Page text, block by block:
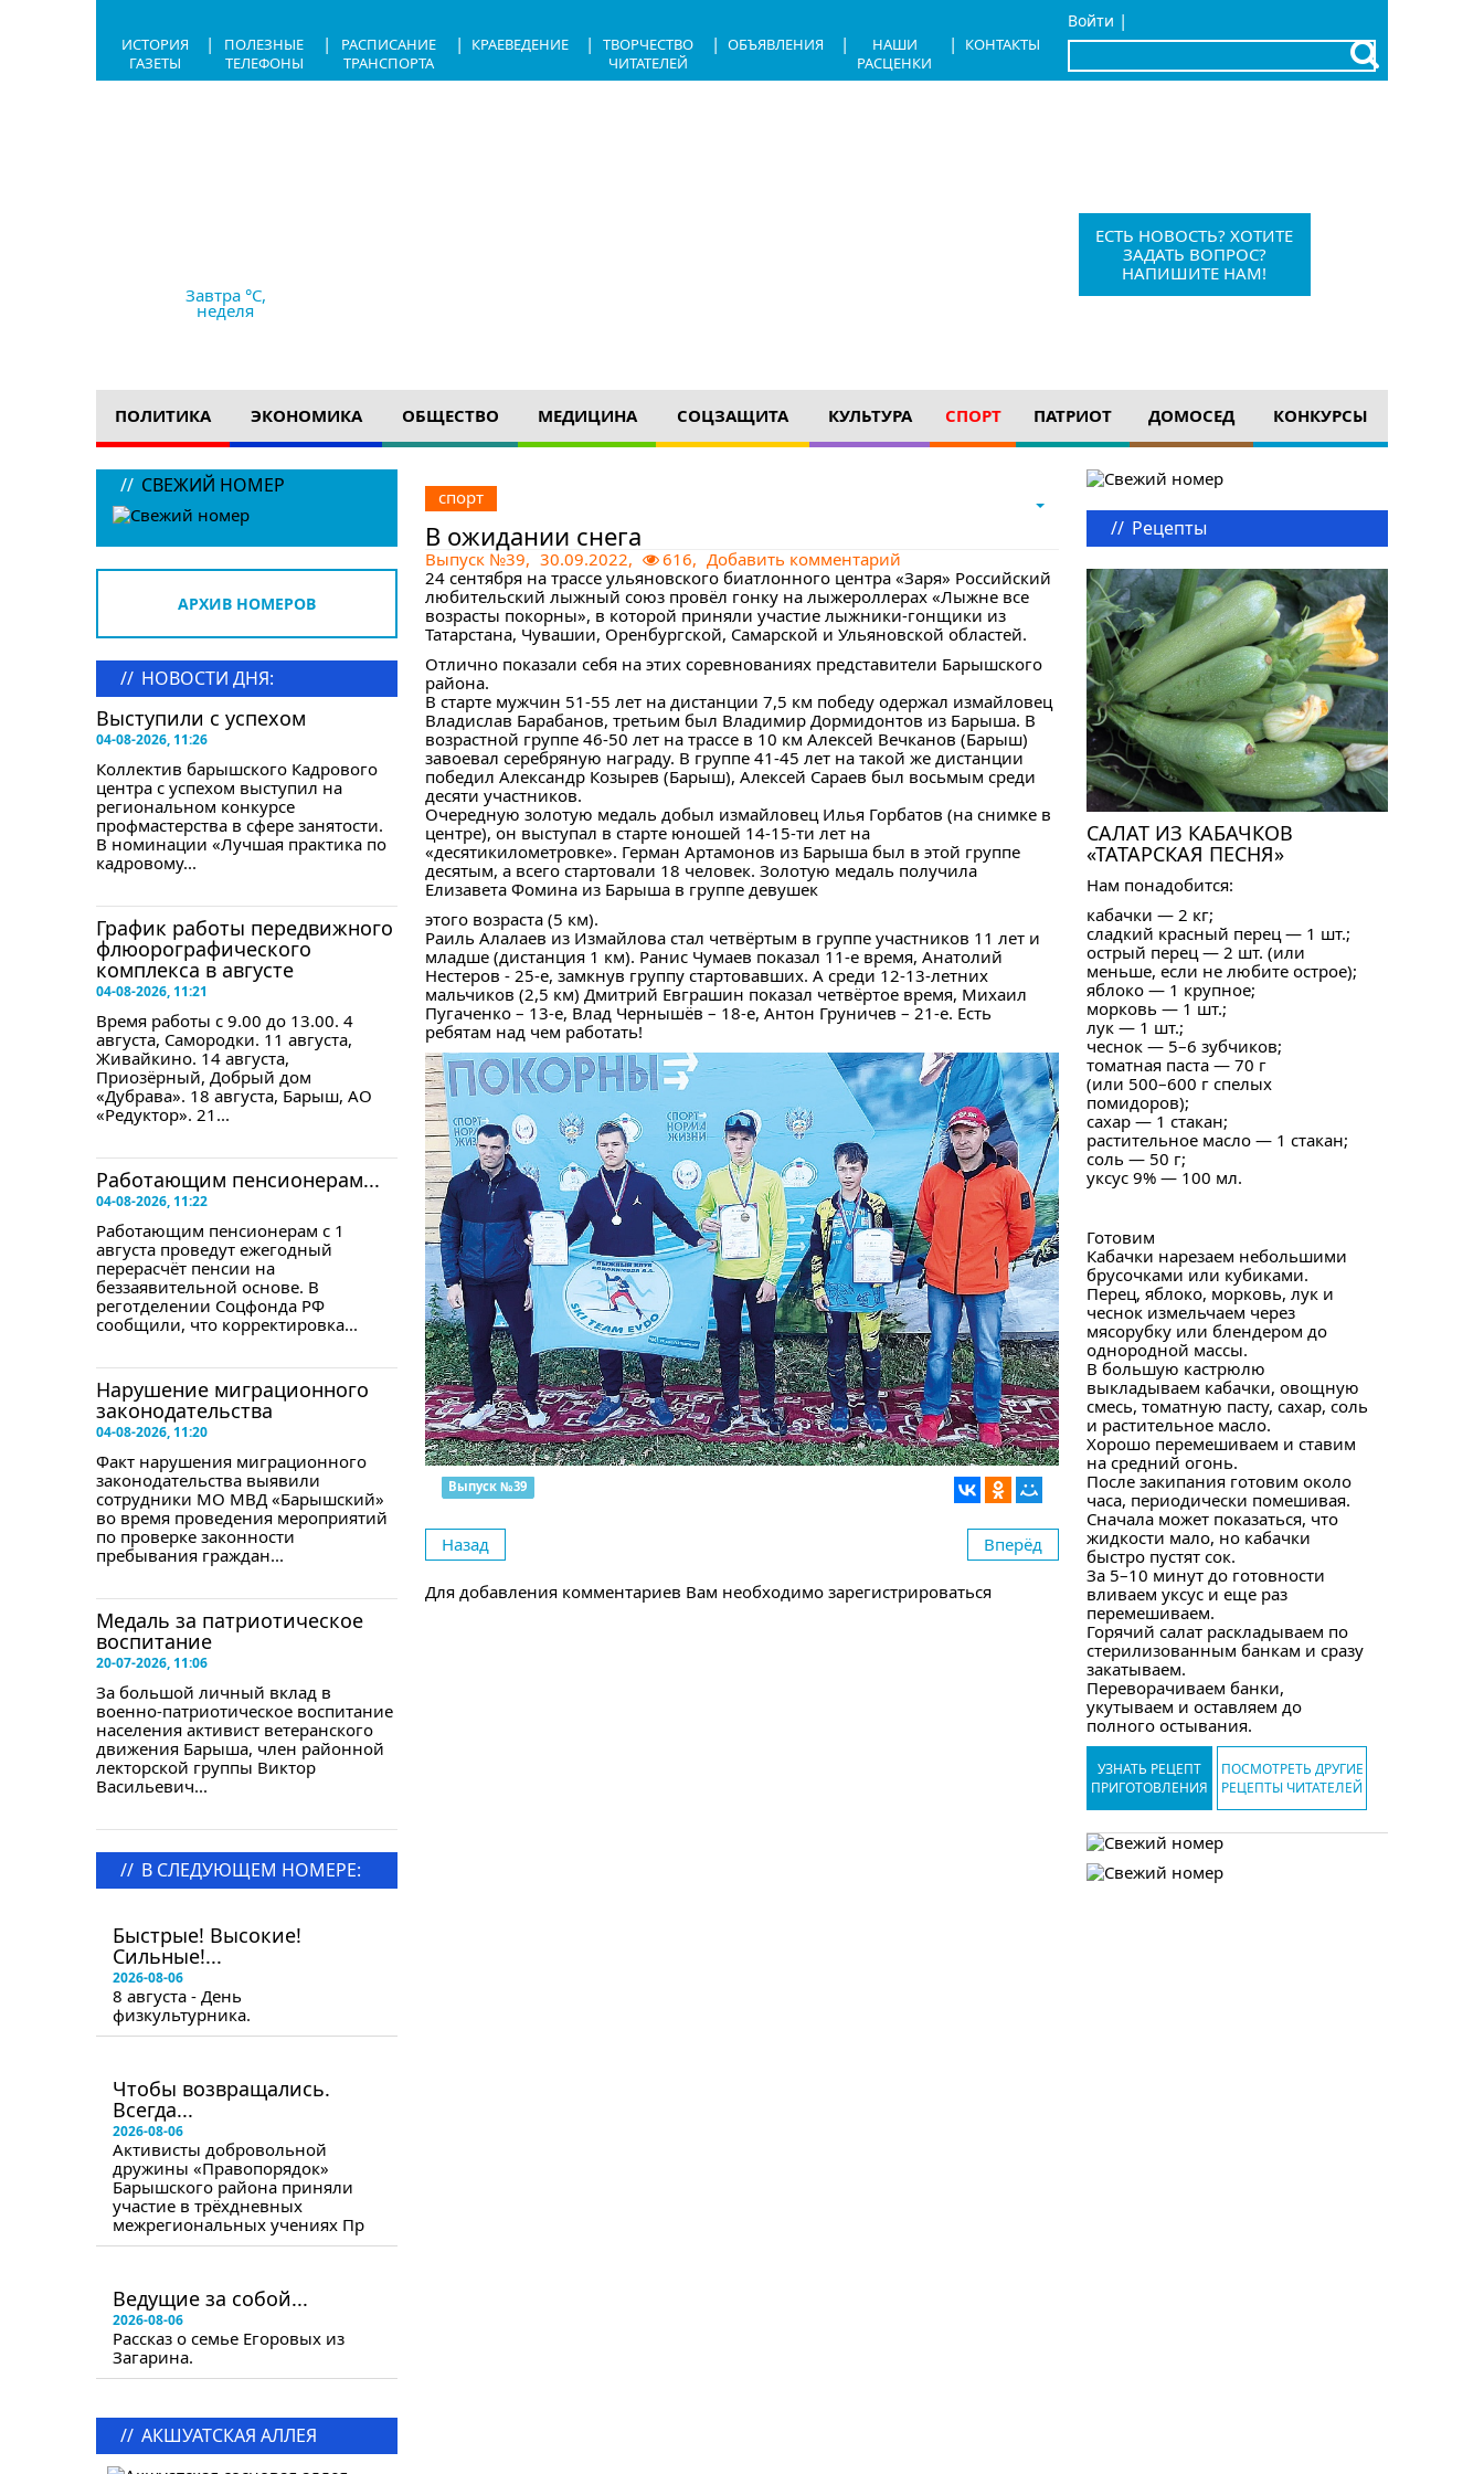
Войти |
x
ИСТОРИЯ
ГАЗЕТЫ
|
ПОЛЕЗНЫЕ
ТЕЛЕФОНЫ
|
РАСПИСАНИЕ
ТРАНСПОРТА
| КРАЕВЕДЕНИЕ |
ТВОРЧЕСТВО
ЧИТАТЕЛЕЙ
| ОБЪЯВЛЕНИЯ |
НАШИ
РАСЦЕНКИ
| КОНТАКТЫ
Завтра °C,
неделя
ЕСТЬ НОВОСТЬ? ХОТИТЕ
ЗАДАТЬ ВОПРОС?
НАПИШИТЕ НАМ!
ПОЛИТИКА ЭКОНОМИКА ОБЩЕСТВО МЕДИЦИНА СОЦЗАЩИТА КУЛЬТУРА СПОРТ ПАТРИОТ ДОМОСЕД КОНКУРСЫ
// СВЕЖИЙ НОМЕР
АРХИВ НОМЕРОВ
// НОВОСТИ ДНЯ:
Выступили с успехом
04-08-2026, 11:26
Коллектив барышского Кадрового
центра с успехом выступил на
региональном конкурсе
профмастерства в сфере занятости.
В номинации «Лучшая практика по
кадровому...
График работы передвижного
флюорографического
комплекса в августе
04-08-2026, 11:21
Время работы с 9.00 до 13.00. 4
августа, Самородки. 11 августа,
Живайкино. 14 августа,
Приозёрный, Добрый дом
«Дубрава». 18 августа, Барыш, АО
«Редуктор». 21...
Работающим пенсионерам...
04-08-2026, 11:22
Работающим пенсионерам с 1
августа проведут ежегодный
перерасчёт пенсии на
беззаявительной основе. В
реготделении Соцфонда РФ
сообщили, что корректировка...
Нарушение миграционного
законодательства
04-08-2026, 11:20
Факт нарушения миграционного
законодательства выявили
сотрудники МО МВД «Барышский»
во время проведения мероприятий
по проверке законности
пребывания граждан...
Медаль за патриотическое
воспитание
20-07-2026, 11:06
За большой личный вклад в
военно-патриотическое воспитание
населения активист ветеранского
движения Барыша, член районной
лекторской группы Виктор
Васильевич...
// В СЛЕДУЮЩЕМ НОМЕРЕ:
Быстрые! Высокие!
Сильные!...
2026-08-06
8 августа - День
физкультурника.
Чтобы возвращались.
Всегда...
2026-08-06
Активисты добровольной
дружины «Правопорядок»
Барышского района приняли
участие в трёхдневных
межрегиональных учениях Пр
Ведущие за собой...
2026-08-06
Рассказ о семье Егоровых из
Загарина.
// АКШУАТСКАЯ АЛЛЕЯ
спорт
В ожидании снега
Выпуск №39, 30.09.2022, 616, Добавить комментарий
24 сентября на трассе ульяновского биатлонного центра «Заря» Российский
любительский лыжный союз провёл гонку на лыжероллерах «Лыжне все
возрасты покорны», в которой приняли участие лыжники-гонщики из
Татарстана, Чувашии, Оренбургской, Самарской и Ульяновской областей.
Отлично показали себя на этих соревнованиях представители Барышского
района.
В старте мужчин 51-55 лет на дистанции 7,5 км победу одержал измайловец
Владислав Барабанов, третьим был Владимир Дормидонтов из Барыша. В
возрастной группе 46-50 лет на трассе в 10 км Алексей Вечканов (Барыш)
завоевал серебряную награду. В группе 41-45 лет на такой же дистанции
победил Александр Козырев (Барыш), Алексей Сараев был восьмым среди
десяти участников.
Очередную золотую медаль добыл измайловец Илья Горбатов (на снимке в
центре), он выступал в старте юношей 14-15-ти лет на
«десятикилометровке». Герман Артамонов из Барыша был в этой группе
десятым, а всего стартовали 18 человек. Золотую медаль получила
Елизавета Фомина из Барыша в группе девушек
этого возраста (5 км).
Раиль Алалаев из Измайлова стал четвёртым в группе участников 11 лет и
младше (дистанция 1 км). Ранис Чумаев показал 11-е время, Анатолий
Нестеров - 25-е, замкнув группу стартовавших. А среди 12-13-летних
мальчиков (2,5 км) Дмитрий Евграшин показал четвёртое время, Михаил
Пугаченко – 13-е, Влад Чернышёв – 18-е, Антон Груничев – 21-е. Есть
ребятам над чем работать!
Выпуск №39
Назад Вперёд
Для добавления комментариев Вам необходимо зарегистрироваться
// Рецепты
САЛАТ ИЗ КАБАЧКОВ
«ТАТАРСКАЯ ПЕСНЯ»
Нам понадобится:
кабачки — 2 кг;
сладкий красный перец — 1 шт.;
острый перец — 2 шт. (или
меньше, если не любите острое);
яблоко — 1 крупное;
морковь — 1 шт.;
лук — 1 шт.;
чеснок — 5–6 зубчиков;
томатная паста — 70 г
(или 500–600 г спелых
помидоров);
сахар — 1 стакан;
растительное масло — 1 стакан;
соль — 50 г;
уксус 9% — 100 мл.
Готовим
Кабачки нарезаем небольшими
брусочками или кубиками.
Перец, яблоко, морковь, лук и
чеснок измельчаем через
мясорубку или блендером до
однородной массы.
В большую кастрюлю
выкладываем кабачки, овощную
смесь, томатную пасту, сахар, соль
и растительное масло.
Хорошо перемешиваем и ставим
на средний огонь.
После закипания готовим около
часа, периодически помешивая.
Сначала может показаться, что
жидкости мало, но кабачки
быстро пустят сок.
За 5–10 минут до готовности
вливаем уксус и еще раз
перемешиваем.
Горячий салат раскладываем по
стерилизованным банкам и сразу
закатываем.
Переворачиваем банки,
укутываем и оставляем до
полного остывания.
УЗНАТЬ РЕЦЕПТ
ПРИГОТОВЛЕНИЯ
ПОСМОТРЕТЬ ДРУГИЕ
РЕЦЕПТЫ ЧИТАТЕЛЕЙ